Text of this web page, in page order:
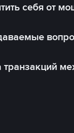
себя от
транзакций